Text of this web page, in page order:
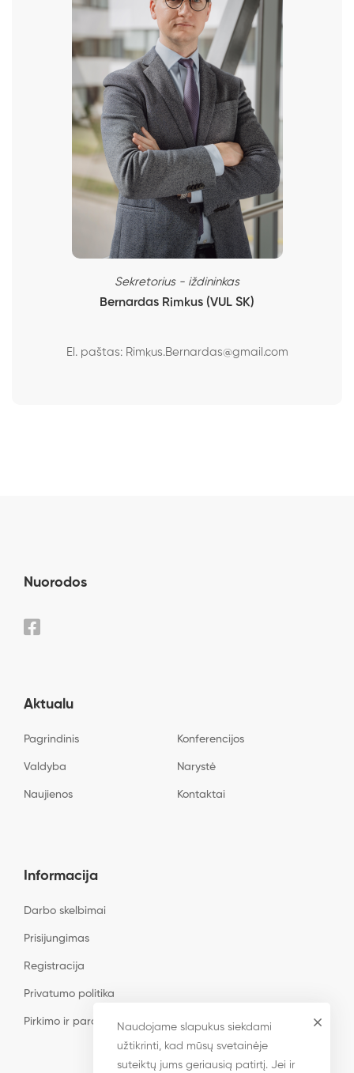
Sekretorius - iždininkas
Bernardas Rimkus (VUL SK)
El. paštas: Rimkus.Bernardas@gmail.com
Nuorodos
Aktualu
Pagrindinis Konferencijos
Valdyba Narystė
Naujienos Kontaktai
Informacija
Darbo skelbimai
Prisijungimas
Registracija
Privatumo politika
Pirkimo ir pardavimo taisyklėsNaudojame slapukus siekdami
užtikrinti, kad mūsų svetainėje
suteiktų jums geriausią patirtį. Jei ir